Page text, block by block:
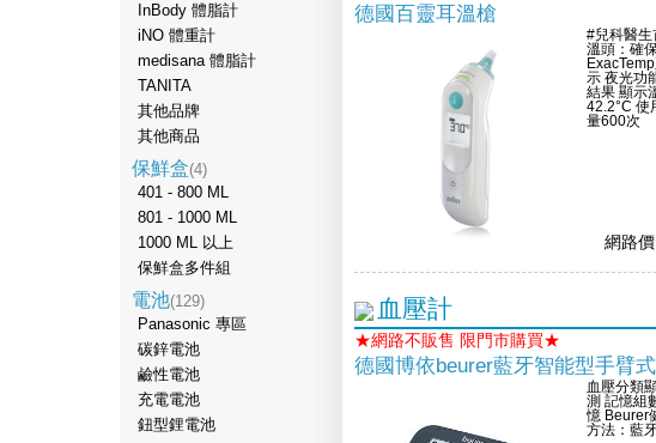
InBody 體脂計
iNO 體重計
medisana 體脂計
TANITA
其他品牌
其他商品
保鮮盒(4)
401 - 800 ML
801 - 1000 ML
1000 ML 以上
保鮮盒多件組
電池(129)
Panasonic 專區
碳鋅電池
鹼性電池
充電電池
鈕型鋰電池
德國百靈耳溫槍
#兒科醫生
溫頭：確
示 夜光功
結果 顯示
42.2°C 使
量600次
網路價
血壓計
★網路不販售 限門市購買★
德國博依beurer藍牙智能型手臂
血壓分類
測 記憶組
憶 Beurer
方法：藍